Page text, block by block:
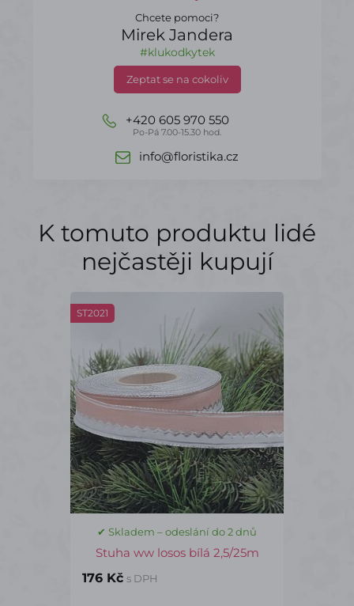
Chcete pomoci?
Mirek Jandera
#klukodkytek
Zeptat se na cokoliv
+420 605 970 550
Po-Pá 7.00-15.30 hod.
info@floristika.cz
K tomuto produktu lidé
nejčastěji kupují
ST2021
✔ Skladem – odeslání do 2 dnů
Stuha ww losos bílá 2,5/25m
176 Kč s DPH